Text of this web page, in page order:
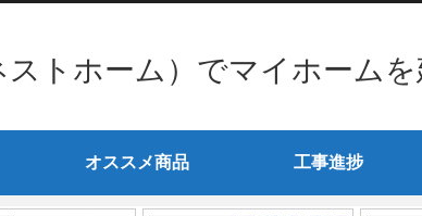
トホーム）でマイホーム
オススメ商品 工事進捗